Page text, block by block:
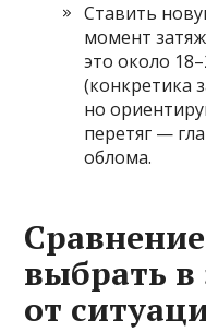
Ставить
момент
это около
(конкретика
но
перетяг —
облома.
выбрать в
от